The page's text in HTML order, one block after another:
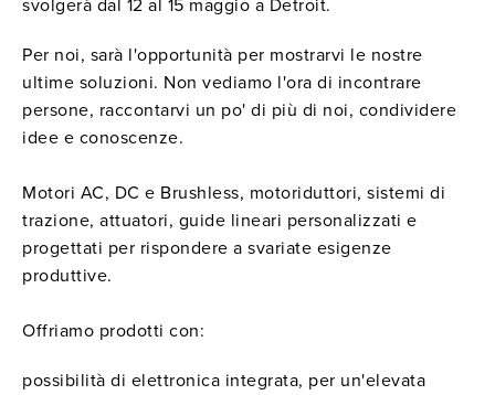
svolgerà dal 12 al 15 maggio a Detroit.
Per noi, sarà l'opportunità per mostrarvi le nostre
ultime soluzioni. Non vediamo l'ora di incontrare
persone, raccontarvi un po' di più di noi, condividere
idee e conoscenze.
Motori AC, DC e Brushless, motoriduttori, sistemi di
trazione, attuatori, guide lineari personalizzati e
progettati per rispondere a svariate esigenze
produttive.
Offriamo prodotti con:
possibilità di elettronica integrata, per un'elevata